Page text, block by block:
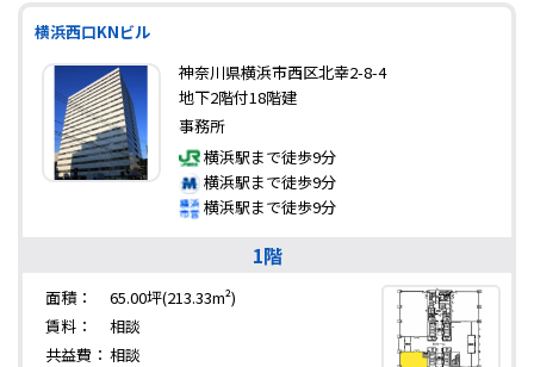
横浜西口KNビル
神奈川県横浜市西区北幸2-8-4
地下2階付18階建
事務所
横浜駅まで徒歩9分
横浜駅まで徒歩9分
横浜駅まで徒歩9分
1階
面積：
65.00坪(213.33m²)
賃料：
相談
共益費： 相談